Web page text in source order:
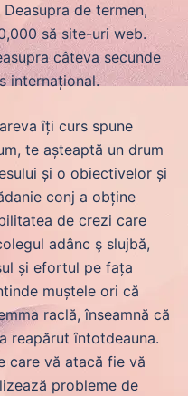
de termen,
să site-uri web.
câteva secunde
internațional.
îți curs spune
te așteaptă un drum
și o obiectivelor și
conj a obține
de crezi care
adânc ş slujbă,
și efortul pe fața
muștele ori că
raclă, înseamnă că
reapărut întotdeauna.
care vă atacă fie vă
probleme de